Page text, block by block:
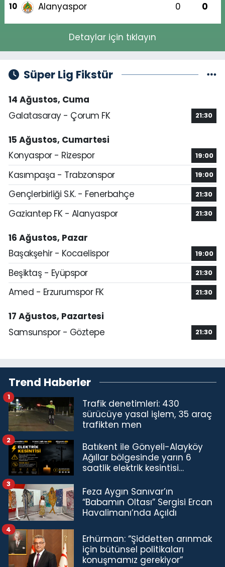
10 Alanyaspor 0 0
Detaylar için tıklayın
Süper Lig Fikstür
14 Ağustos, Cuma
Galatasaray - Çorum FK
21:30
15 Ağustos, Cumartesi
Konyaspor - Rizespor
19:00
Kasımpaşa - Trabzonspor 19:00
Gençlerbirliği S.K. - Fenerbahçe 21:30
Gaziantep FK - Alanyaspor 21:30
16 Ağustos, Pazar
Başakşehir - Kocaelispor
19:00
Beşiktaş - Eyüpspor 21:30
Amed - Erzurumspor FK 21:30
17 Ağustos, Pazartesi
Samsunspor - Göztepe
21:30
Trend Haberler
Trafik denetimleri: 430
sürücüye yasal işlem, 35 araç
trafikten men
1
Batıkent ile Gönyeli-Alayköy
Ağıllar bölgesinde yarın 6
saatlik elektrik kesintisi…
2
Feza Aygın Sanıvar’ın
“Babamın Oltası” Sergisi Ercan
Havalimanı’nda Açıldı
3
Erhürman: “Şiddetten arınmak
için bütünsel politikaları
konuşmamız gerekiyor”
4